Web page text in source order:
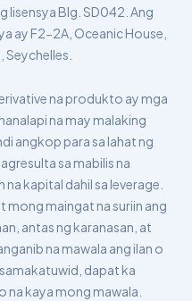
lisensya Blg. SD042. Ang
ay F2-2A, Oceanic House,
na produkto ay mga
na may malaking
angkop para sa lahat ng
sa mabilis na
kapital dahil sa leverage.
mong maingat na suriin ang
antas ng karanasan, at
na mawala ang ilan o
dapat ka
kaya mong mawala.